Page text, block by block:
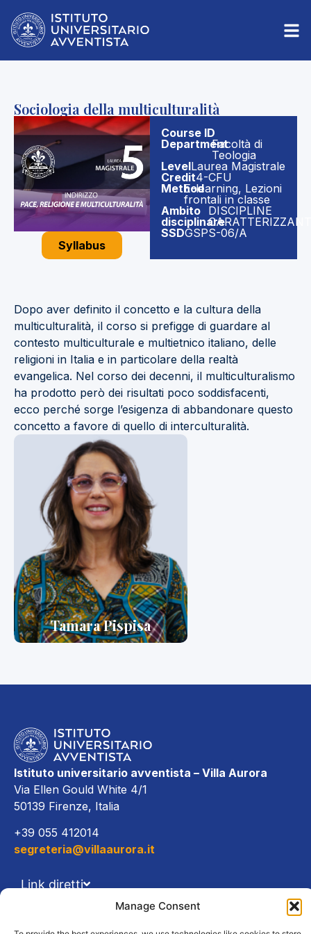
Manage Consent
Sociologia della multiculturalità
Syllabus
Course ID
DepartmentFacoltà di
Teologia
LevelLaurea Magistrale
Credit4-CFU
MethodE-learning, Lezioni
frontali in classe
Ambito
disciplinare
DISCIPLINE
SSDGSPS-06/A
Dopo aver definito il concetto e la cultura della
multiculturalità, il corso si prefigge di guardare al
contesto multiculturale e multietnico italiano, delle
religioni in Italia e in particolare della realtà
evangelica. Nel corso dei decenni, il multiculturalismo
ha prodotto però dei risultati poco soddisfacenti,
ecco perché sorge l’esigenza di abbandonare questo
concetto a favore di quello di interculturalità.
Tamara Pispisa
Istituto universitario avventista – Villa Aurora
Via Ellen Gould White 4/1
50139 Firenze, Italia
+39 055 412014
segreteria@villaaurora.it
Link diretti